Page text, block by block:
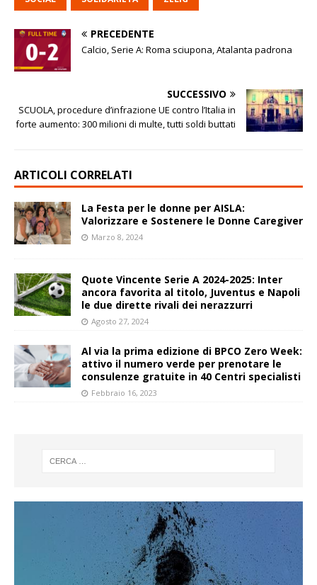
PRECEDENTE
Calcio, Serie A: Roma sciupona, Atalanta padrona
SUCCESSIVO
SCUOLA, procedure d’infrazione UE contro l’Italia in
forte aumento: 300 milioni di multe, tutti soldi buttati
ARTICOLI CORRELATI
La Festa per le donne per AISLA:
Valorizzare e Sostenere le Donne Caregiver
Marzo 8, 2024
Quote Vincente Serie A 2024-2025: Inter
ancora favorita al titolo, Juventus e Napoli
le due dirette rivali dei nerazzurri
Agosto 27, 2024
Al via la prima edizione di BPCO Zero Week:
attivo il numero verde per prenotare le
consulenze gratuite in 40 Centri specialisti
Febbraio 16, 2023